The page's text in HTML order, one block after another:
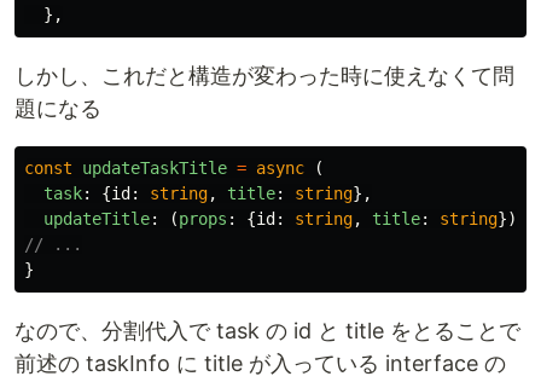
},
しかし、これだと構造が変わった時に使えなくて問
題になる
const updateTaskTitle = async
(
task: {id : string, title: string},
updateTitle: (props : {id : string, title: string})
// ...
}
なので、分割代入で task の id と title をとることで
前述の taskInfo に title が入っている interface の